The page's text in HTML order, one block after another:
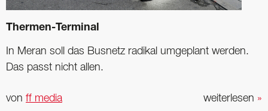
Thermen-Terminal
In Meran soll das Busnetz radikal umgeplant werden.
Das passt nicht allen.
weiterlesen »
von ff media